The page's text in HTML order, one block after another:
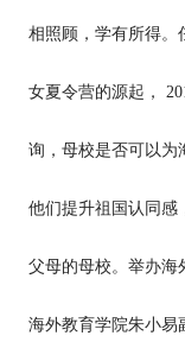
相照顾，学有所得。
女夏令营的源起，
询，母校是否可以为
他们提升祖国认同感
父母的母校。举办海
海外教育学院朱小易